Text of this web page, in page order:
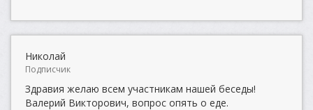
Николай
Подписчик
Здравия желаю всем участникам нашей беседы!
Валерий Викторович, вопрос опять о еде.